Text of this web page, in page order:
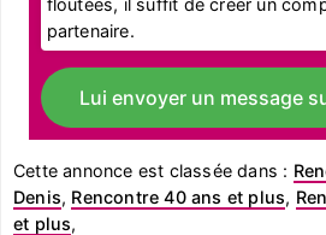
partenaire.
Lui envoyer un message
Cette annonce est classée dans :
Denis, Rencontre 40 ans et plus,
et plus,